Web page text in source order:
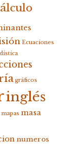
Ecuaciones
gráficos
inglés
mapas masa
numeros